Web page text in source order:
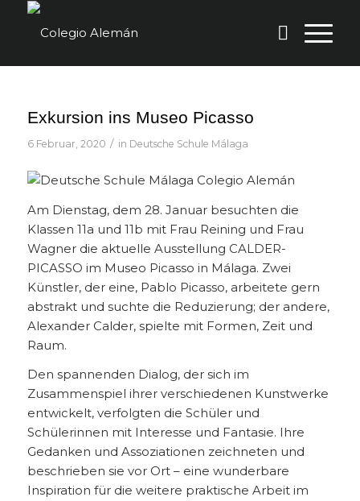
Exkursion ins Museo Picasso
6 Februar, 2020 / in Deutsche Schule Málaga
Am Dienstag, dem 28. Januar besuchten die
Klassen 11a und 11b mit Frau Reining und Frau
Wagner die aktuelle Ausstellung CALDER-
PICASSO im Museo Picasso in Málaga. Zwei
Künstler, der eine, Pablo Picasso, arbeitete gern
abstrakt und suchte die Reduzierung; der andere,
Alexander Calder, spielte mit Formen, Zeit und
Raum.
Den spannenden Dialog, der sich im
Zusammenspiel ihrer verschiedenen Kunstwerke
entwickelt, verfolgten die Schüler und
Schülerinnen mit Interesse und Fantasie. Ihre
Gedanken und Assoziationen zeichneten und
beschrieben sie vor Ort – eine wunderbare
Inspiration für die weitere praktische Arbeit im